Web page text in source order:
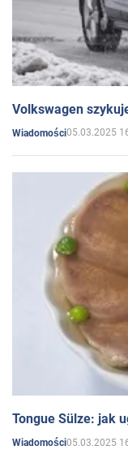
Volkswagen
Wiadomości05.03.2025
Tongue Sülze: jak
Wiadomości05.03.2025